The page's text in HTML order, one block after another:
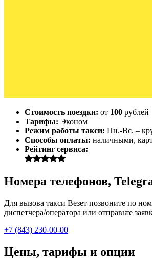
Стоимость поездки: от 100 рублей
Тарифы: Эконом
Режим работы такси: Пн.-Вс. –
Способы оплаты: наличными,
Рейтинг сервиса:
Номера телефонов,
Для вызова такси Везет позвоните по
диспетчера/оператора или отправьте
+7 (843) 230-00-00
Цены, тарифы и опции